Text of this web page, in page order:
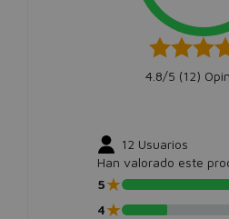
4.8/5 (12)
12 Usuarios
Han valorado este
5★
4★